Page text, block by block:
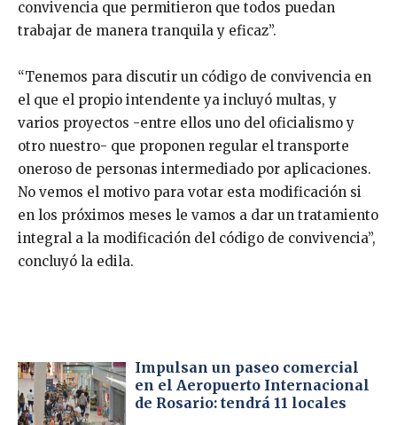
convivencia que permitieron que todos puedan
trabajar de manera tranquila y eficaz”.
“Tenemos para discutir un código de convivencia en
el que el propio intendente ya incluyó multas, y
varios proyectos -entre ellos uno del oficialismo y
otro nuestro- que proponen regular el transporte
oneroso de personas intermediado por aplicaciones.
No vemos el motivo para votar esta modificación si
en los próximos meses le vamos a dar un tratamiento
integral a la modificación del código de convivencia”,
concluyó la edila.
Impulsan un paseo comercial
en el Aeropuerto Internacional
de Rosario: tendrá 11 locales